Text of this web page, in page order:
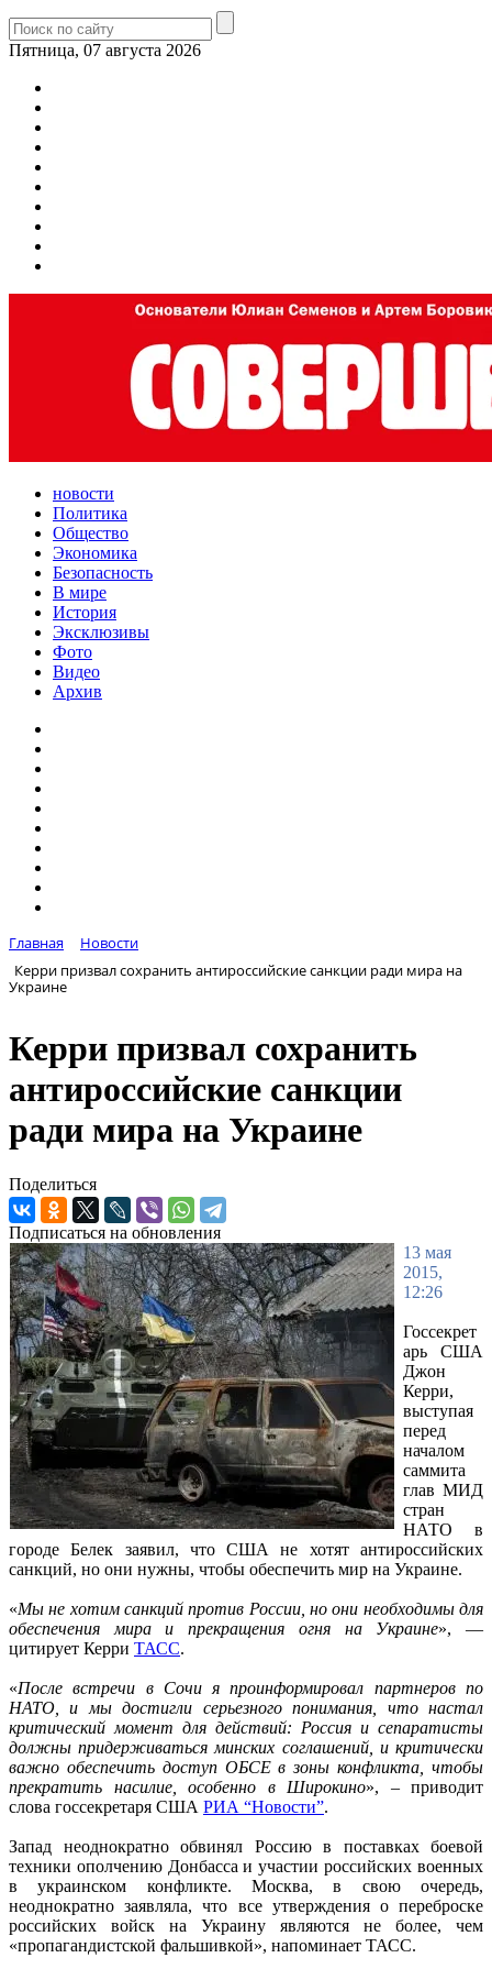
Пятница, 07 августа 2026
новости
Политика
Общество
Экономика
Безопасность
В мире
История
Эксклюзивы
Фото
Видео
Архив
Главная
Новости
Керри призвал сохранить антироссийские санкции ради мира на
Украине
Керри призвал сохранить
антироссийские санкции
ради мира на Украине
Поделиться
Подписаться на обновления
13 мая
2015,
12:26
Госсекрет
арь США
Джон
Керри,
выступая
перед
началом
саммита
глав МИД
стран
НАТО в
городе Белек заявил, что США не хотят антироссийских
санкций, но они нужны, чтобы обеспечить мир на Украине.
«Мы не хотим санкций против России, но они необходимы для
обеспечения мира и прекращения огня на Украине», —
цитирует Керри ТАСС.
«После встречи в Сочи я проинформировал партнеров по
НАТО, и мы достигли серьезного понимания, что настал
критический момент для действий: Россия и сепаратисты
должны придерживаться минских соглашений, и критически
важно обеспечить доступ ОБСЕ в зоны конфликта, чтобы
прекратить насилие, особенно в Широкино», – приводит
слова госсекретаря США РИА “Новости”.
Запад неоднократно обвинял Россию в поставках боевой
техники ополчению Донбасса и участии российских военных
в украинском конфликте. Москва, в свою очередь,
неоднократно заявляла, что все утверждения о переброске
российских войск на Украину являются не более, чем
«пропагандистской фальшивкой», напоминает ТАСС.